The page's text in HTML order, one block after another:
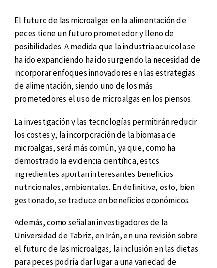
El futuro de las microalgas en la alimentación de
peces tiene un futuro prometedor y lleno de
posibilidades. A medida que la industria acuícola se
ha ido expandiendo ha ido surgiendo la necesidad de
incorporar enfoques innovadores en las estrategias
de alimentación, siendo uno de los más
prometedores el uso de microalgas en los piensos.
La investigación y las tecnologías permitirán reducir
los costes y, la incorporación de la biomasa de
microalgas, será más común, ya que, como ha
demostrado la evidencia científica, estos
ingredientes aportan interesantes beneficios
nutricionales, ambientales. En definitiva, esto, bien
gestionado, se traduce en beneficios económicos.
Además, como señalan investigadores de la
Universidad de Tabriz, en Irán, en una revisión sobre
el futuro de las microalgas, la inclusión en las dietas
para peces podría dar lugar a una variedad de